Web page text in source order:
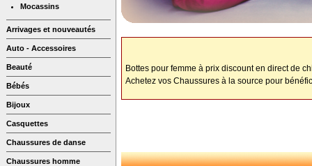
Mocassins
Arrivages et nouveautés
Auto - Accessoires
Beauté
Bébés
Bijoux
Casquettes
Chaussures de danse
Chaussures homme
Bottes pour femme à prix discount en direct de
Achetez vos Chaussures à la source pour